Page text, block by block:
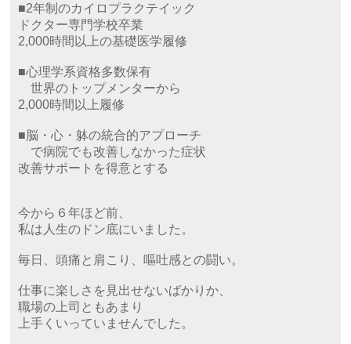
■2年制のカイロプラクテイック
ドクター専門学校卒業
2,000時間以上の基礎医学履修
■心理学系資格多数保有
世界のトップメンターから
2,000時間以上履修
■脳・心・躰の統合的アプローチ
で病院でも改善しなかった症状
改善サポートを得意とする
今から６年ほど前、
私は人生のドン底にいました。
毎日、頭痛と肩こり、嘔吐感との闘い。
仕事に楽しさを見出せないばかりか、
職場の上司ともあまり
上手くいっていませんでした。